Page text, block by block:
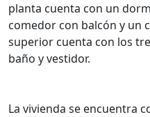
planta cuenta con un
comedor con balcón y un
superior cuenta con los
baño y vestidor.
La vivienda se encuentra